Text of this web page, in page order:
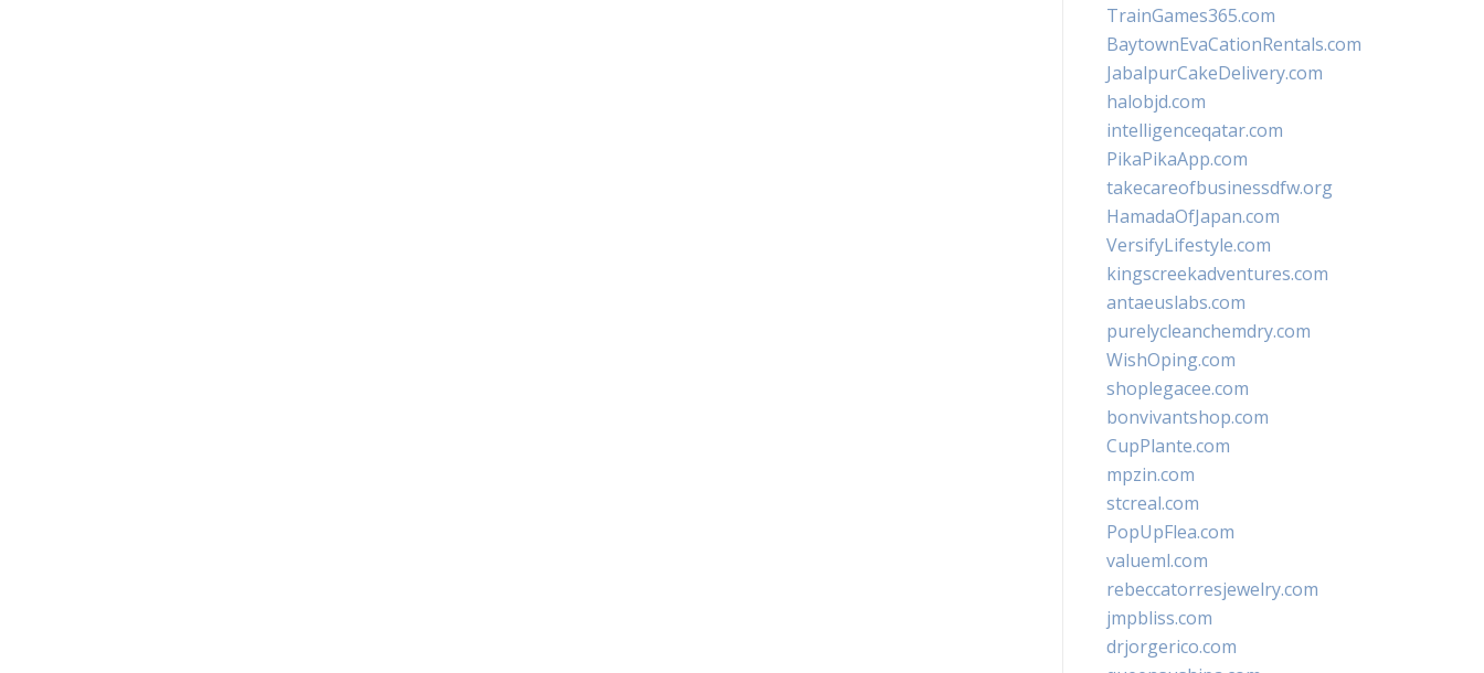
TrainGames365.com
BaytownEvaCationRentals.com
JabalpurCakeDelivery.com
halobjd.com
intelligenceqatar.com
PikaPikaApp.com
takecareofbusinessdfw.org
HamadaOfJapan.com
VersifyLifestyle.com
kingscreekadventures.com
antaeuslabs.com
purelycleanchemdry.com
WishOping.com
shoplegacee.com
bonvivantshop.com
CupPlante.com
mpzin.com
stcreal.com
PopUpFlea.com
valueml.com
rebeccatorresjewelry.com
jmpbliss.com
drjorgerico.com